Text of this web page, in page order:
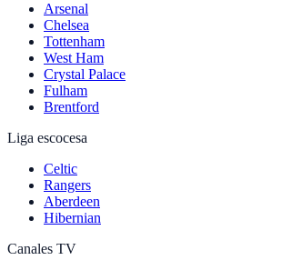
Arsenal
Chelsea
Tottenham
West Ham
Crystal Palace
Fulham
Brentford
Liga escocesa
Celtic
Rangers
Aberdeen
Hibernian
Canales TV